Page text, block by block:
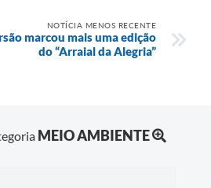
NOTÍCIA MENOS RECENTE
marcou mais uma edição
do “Arraial da Alegria”
MEIO AMBIENTE